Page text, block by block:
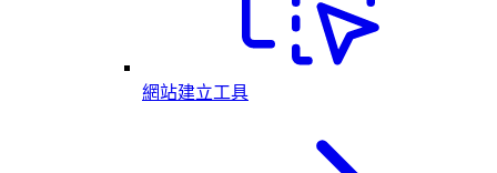
網站建立工具